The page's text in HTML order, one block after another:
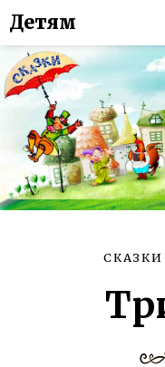
Детям